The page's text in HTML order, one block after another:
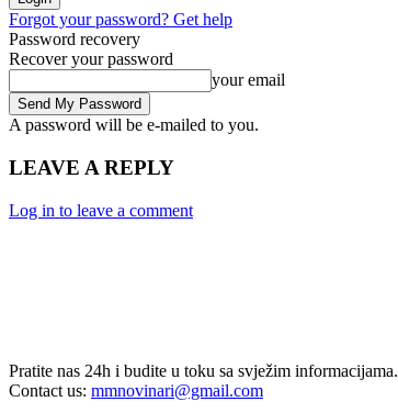
Forgot your password? Get help
Password recovery
Recover your password
your email
A password will be e-mailed to you.
LEAVE A REPLY
Log in to leave a comment
Pratite nas 24h i budite u toku sa svježim informacijama.
Contact us: mmnovinari@gmail.com